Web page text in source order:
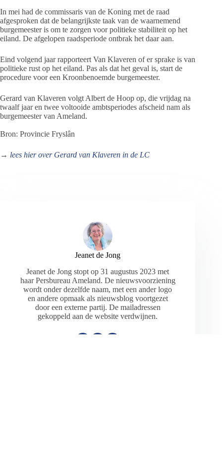
In mei had de commissaris van de Koning met de raad
afgesproken dat de belangrijkste taak van de waarnemend
burgemeester is om te zorgen voor politieke stabiliteit op het
eiland. De afgelopen raadsperiode ontbrak het daar aan.
Eind volgend jaar rapporteert Van Klaveren of er sprake is van
politieke rust op het eiland. Pas als dat het geval is, start de
procedure voor een Kroonbenoemde burgemeester.
Gerard van Klaveren volgt Albert de Hoop op, die vrijdag na
twaalf jaar en twee voltooide ambtsperiodes afscheid nam als
burgemeester van Ameland.
Bron: Provincie Fryslân
→ lees hier over Gerard van Klaveren in de LC
Jeanet de Jong
Jeanet de Jong stopt op 31 augustus 2023 met
haar Persbureau Ameland. De nieuwsvoorziening
wordt onder dezelfde naam, met een ander logo
en andere opmaak als nieuwsblog voortgezet
door een externe partij. De mailadressen
gekoppeld aan de website verdwijnen.